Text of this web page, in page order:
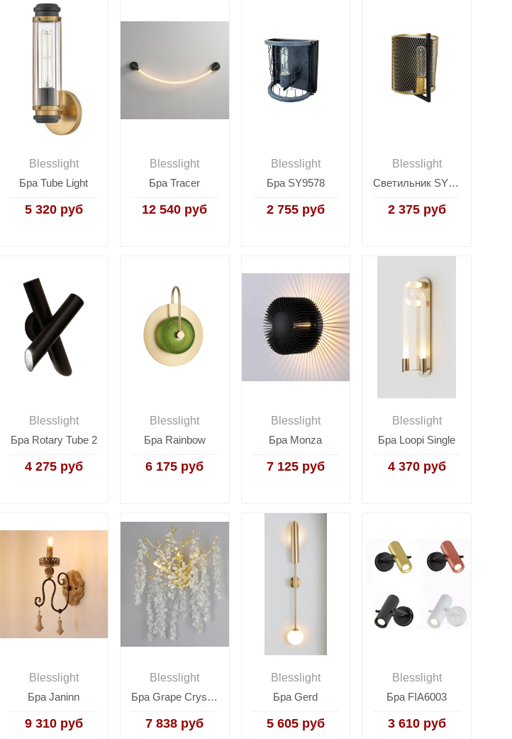
Blesslight
Бра Tube Light
5 320 руб
Blesslight
Бра Tracer
12 540 руб
Blesslight
Бра SY9578
2 755 руб
Blesslight
Светильник SY9577
2 375 руб
Blesslight
Бра Rotary Tube 2
4 275 руб
Blesslight
Бра Rainbow
6 175 руб
Blesslight
Бра Monza
7 125 руб
Blesslight
Бра Loopi Single
4 370 руб
Blesslight
Бра Janinn
9 310 руб
Blesslight
Бра Grape Crystals L Copper II YZ
7 838 руб
Blesslight
Бра Gerd
5 605 руб
Blesslight
Бра FIA6003
3 610 руб